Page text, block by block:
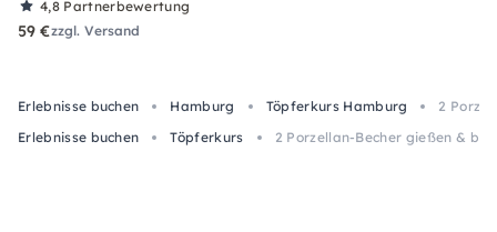
4,8 Partnerbewertung
59 €zzgl. Versand
Erlebnisse buchen Hamburg Töpferkurs Hamburg
2
Erlebnisse buchen
Töpferkurs 2 Porzellan-Becher gießen &